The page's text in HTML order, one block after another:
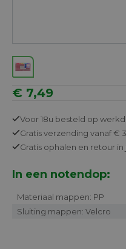
€ 7,49
Voor 18u besteld op
Gratisverzending vanaf €
Gratis ophalen en retour in
In een notendop:
Materiaal mappen: PP
Sluiting mappen: Velcro